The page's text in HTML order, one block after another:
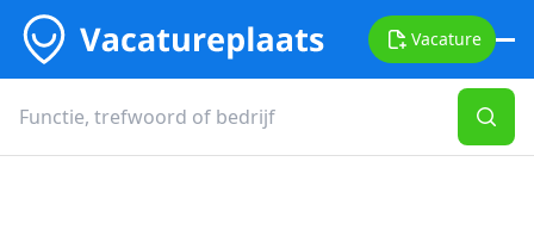
Vacature